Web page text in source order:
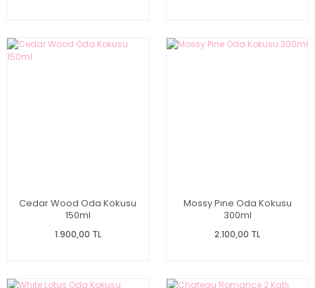
Cedar Wood Oda Kokusu
150ml
1.900,00 TL
Mossy Pıne Oda Kokusu
300ml
2.100,00 TL